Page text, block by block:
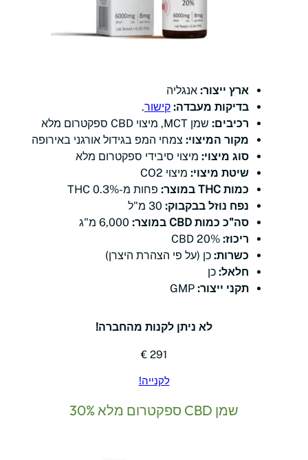
ארץ ייצור: אנגליה
בדיקות מעבדה: קישור.
רכיבים: שמן MCT, מיצוי CBD ספקטרום מלא
מקור המיצוי: צמחי המפ בגידול אורגני באירופה
סוג מיצוי: מיצוי סיבידי ספקטרום מלא
שיטת מיצוי: מיצוי CO2
כמות THC במוצר:
פחות מ-0.3% THC
נפח נוזל בבקבוק:
סה"כ כמות CBD במוצר:
ריכוז: 20% CBD
כשרות: כן (על פי הצהרת היצרן)
חלאל: כן
תקני ייצור:
לא ניתן לקנות מהחברה!
291 €
לקנייה!
שמן CBD ספקטרום מלא 30%